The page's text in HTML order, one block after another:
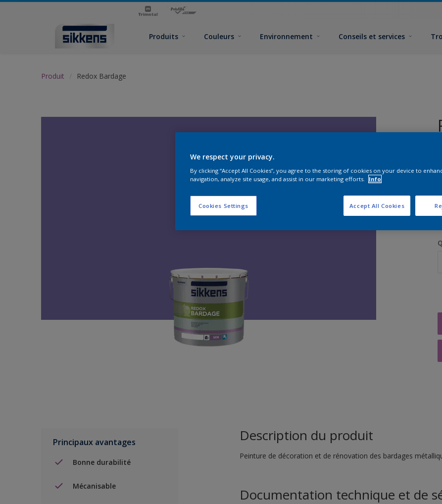
Produits Couleurs Environnement Conseils et services
Produit Redox Bardage
Principaux avantages
Bonne durabilité
Mécanisable
Description du produit
Peinture de décoration et de rénovation des bardages
Documentation technique et de
We respect your privacy.
By clicking “Accept All Cookies”, you agree to the storing of cookies on your device to
navigation, analyze site usage, and assist in our marketing efforts.
Info
Cookies Settings Accept All Cookies